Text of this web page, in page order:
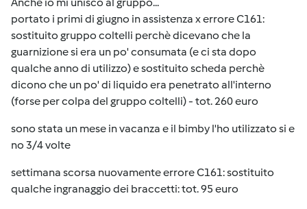
portato i primi di giugno in assistenza x errore C161:
sostituito gruppo coltelli perchè dicevano che la
guarnizione si era un po' consumata (e ci sta dopo
qualche anno di utilizzo) e sostituito scheda perchè
dicono che un po' di liquido era penetrato all'interno
(forse per colpa del gruppo coltelli) - tot. 260 euro
sono stata un mese in vacanza e il bimby l'ho utilizzato si e
no 3/4 volte
settimana scorsa nuovamente errore C161: sostituito
qualche ingranaggio dei braccetti: tot. 95 euro